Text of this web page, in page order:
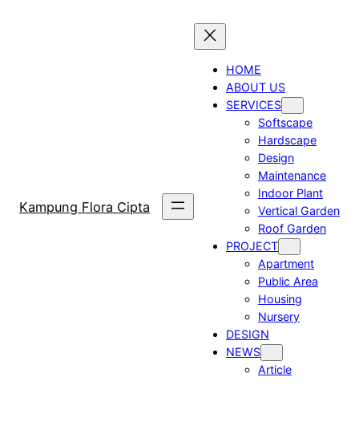
Kampung Flora Cipta
HOME
ABOUT US
SERVICES
Softscape
Hardscape
Design
Maintenance
Indoor Plant
Vertical Garden
Roof Garden
PROJECT
Apartment
Public Area
Housing
Nursery
DESIGN
NEWS
Article